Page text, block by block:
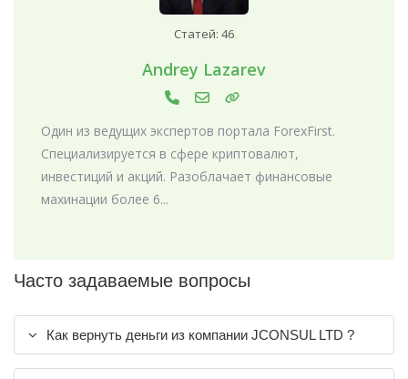
Статей: 46
Andrey Lazarev
Один из ведущих экспертов портала ForexFirst.
Специализируется в сфере криптовалют,
инвестиций и акций. Разоблачает финансовые
махинации более 6...
Часто задаваемые вопросы
Как вернуть деньги из компании JCONSUL LTD ?